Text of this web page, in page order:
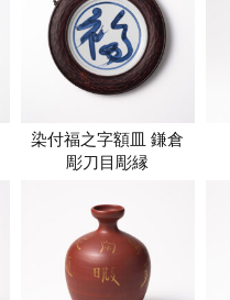
染付福之字額皿 鎌倉
彫刀目彫縁